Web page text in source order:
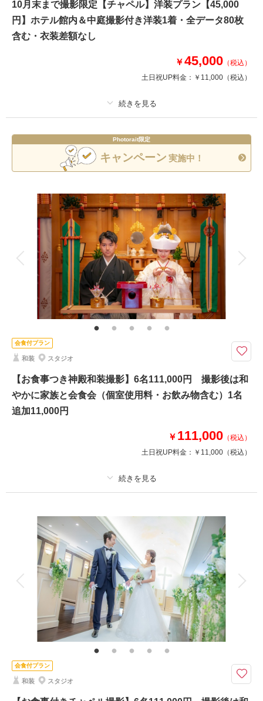
●ご新婦様は白無垢・色打掛・黒引振袖より1点
●撮影場所：ホテル館内（神殿・中庭付）
●データ80カット
10月末まで撮影限定【チャペル】洋装プラン【45,000
円】ホテル館内＆中庭撮影付き洋装1着・全データ80枚
含む・衣装差額なし
￥45,000 （税込）
土日祝UP料金： ￥11,000 （税込）
撮影料 新婦衣装1着 新郎衣装1着
ヘアメイク
衣装追加 会食 挙式
家族と撮影 家族用衣装レンタル ペットと撮影
その他含むもの
ホテル館内撮影使用料金（チャペル使用含む）
◎前撮りやフォトウェディングに！45,000円でチャペル撮影が叶います。
撮影後にはご家族と会食会もスムーズにご案内可能です
●新郎新婦洋装各１着
●撮影場所：ホテル館内（チャペル・中庭付）
※チャペル・館内撮影となります
※ご家族での集合写真撮影も含まれます
相談予約する
来店・オンライン
撮影日の空き
を確認する
Photorait限定
キャンペーン 実施中！
会食付プラン
和装 スタジオ
【お食事つき神殿和装撮影】6名111,000円 撮影後は和
やかに家族と会食会（個室使用料・お飲み物含む）1名
追加11,000円
￥ 111,000 （税込）
土日祝UP料金： ￥11,000 （税込）
新郎衣装1着
着付け ヘアメイク 小物一式
アルバム データ 80 カット 台紙付写真
衣装追加 会食 挙式
家族と撮影 家族用衣装レンタル ペットと撮影
その他含むもの
ご新婦様ヘアスタイルは洋髪orかつら綿帽子orかつら角隠し（新婦衣裳は差
額なしで選べます ホテル館内撮影使用料（神殿使用料）含む 【会食 神
楽プランお一人様11,000円税込】会席料理+飲み放題（2時間）+個室使用
料 6名様分が含まれています
ウェディングフォト後の会食会を含むセットプランです！和装神殿撮影プラ
ン45,000円+会食1名11,000円（個室お飲み物含む）
会食付プラン
和装 スタジオ